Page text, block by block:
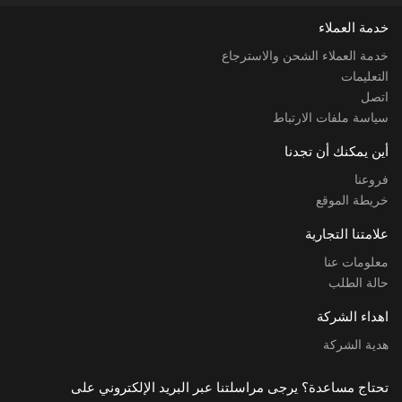
خدمة العملاء
خدمة العملاء الشحن والاسترجاع
التعليمات
اتصل
سياسة ملفات الارتباط
أين يمكنك أن تجدنا
فروعنا
خريطة الموقع
علامتنا التجارية
معلومات عنا
حالة الطلب
اهداء الشركة
هدية الشركة
تحتاج مساعدة؟ يرجى مراسلتنا عبر البريد الإلكتروني على